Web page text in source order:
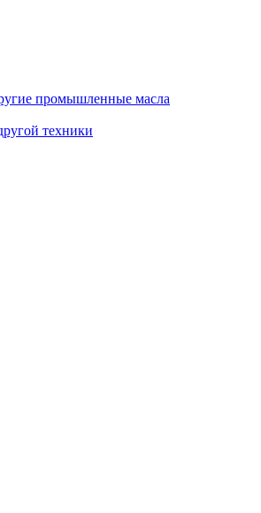
промышленные масла
техники